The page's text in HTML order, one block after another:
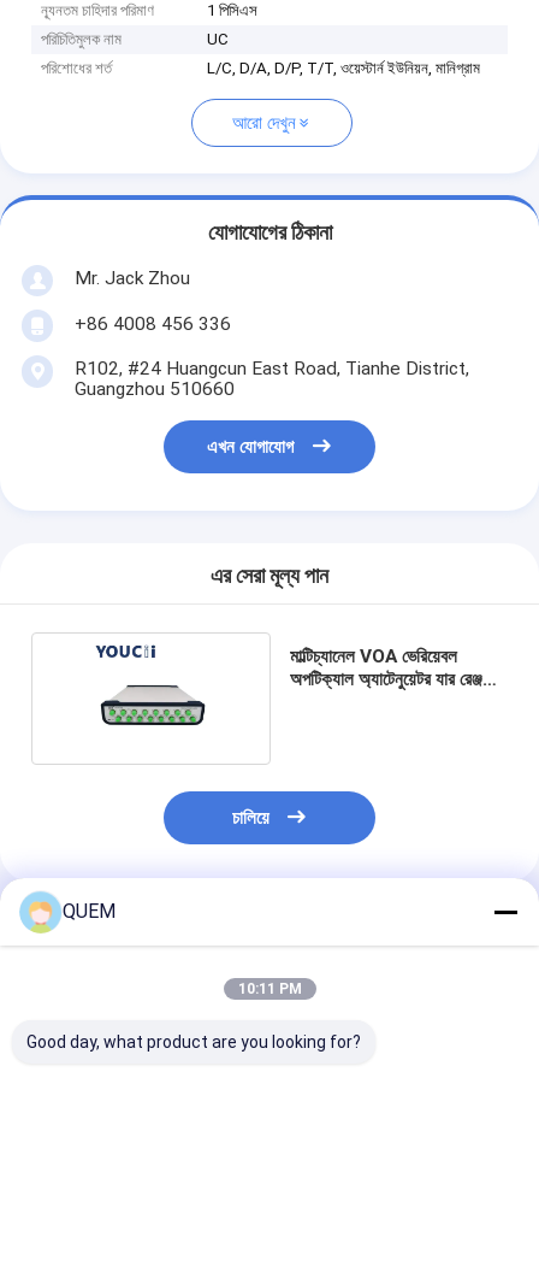
ন্যূনতম চাহিদার পরিমাণ
1 পিসিএস
পরিচিতিমুলক নাম
UC
পরিশোধের শর্ত
L/C, D/A, D/P, T/T, ওয়েস্টার্ন ইউনিয়ন, মানিগ্রাম
আরো দেখুন
যোগাযোগের ঠিকানা
Mr. Jack Zhou
+86 4008 456 336
R102, #24 Huangcun East Road, Tianhe District,
Guangzhou 510660
এখন যোগাযোগ
এর সেরা মূল্য পান
মাল্টিচ্যানেল VOA ভেরিয়েবল
অপটিক্যাল অ্যাটেনুয়েটর যার রেঞ্জ
চালিয়ে
প্রস্তাবিত পণ্য
QUEM
10:11 PM
Good day, what product are you looking for?